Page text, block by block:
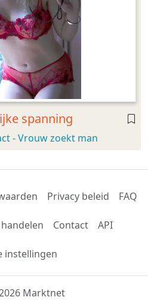
spanning
- Vrouw zoekt man
Privacy beleid FAQ
Contact API
instellingen
Marktnet